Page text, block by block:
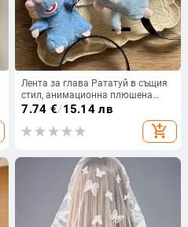
Лента за глава Рататуй в същия
стил, анимационна плюшена
кукла, периферна мишка, щипка
за глава, лента за коса, аксесоар
за измиване на лице, син Рататуй
7.74 €/15.14 лв
add_shopping_cart